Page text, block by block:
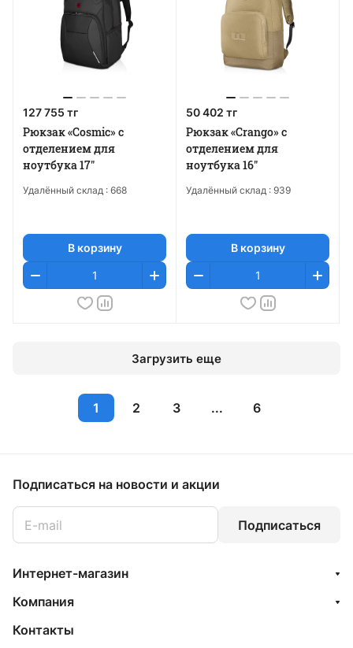
127 755 тг
Рюкзак «Cosmic» с
отделением для
ноутбука 17"
Удалённый склад : 668
В корзину
50 402 тг
Рюкзак «Crango» с
отделением для
ноутбука 16"
Удалённый склад : 939
В корзину
Загрузить еще
1 2 3 ... 6
Подписаться на новости и акции
Подписаться
Интернет-магазин
Компания
Контакты